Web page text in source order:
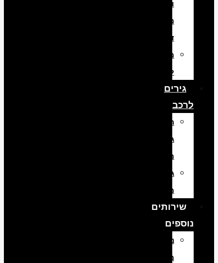
והתקנת
מנועי
דיזל
מנועים
למשאיות
גירים
לרכב
החלפת
גירים
מיבוא
גירים
מפירוק
שירותים
נוספים
ניקוי
מסנן